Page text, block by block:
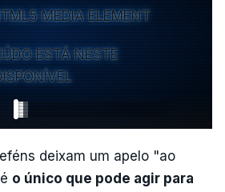
MEDIA ELEMENT
ESTÁ NESTE
deixam um apelo "ao
o único que pode agir para